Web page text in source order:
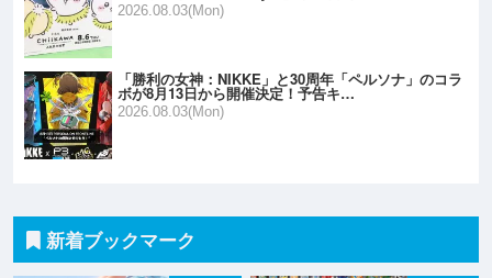
2026.08.03(Mon)
「勝利の女神：NIKKE」と30周年「ペルソナ」のコラ
ボが8月13日から開催決定！予告キ…
2026.08.03(Mon)
新着ブックマーク